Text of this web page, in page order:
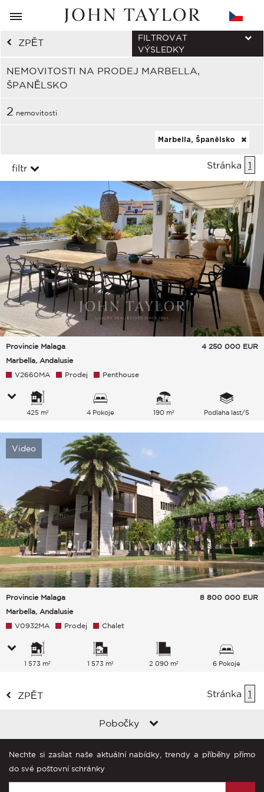
ZPĚT
NEMOVITOSTI NA PRODEJ MARBELLA,
ŠPANĚLSKO
FILTROVAT
VÝSLEDKY
2 nemovitosti
Marbella, Španělsko
filtr Stránka 1
Provincie Malaga
Marbella, Andalusie
4 250 000 EUR
V2660MA Prodej Penthouse
425 m² 4 Pokoje 190 m² Podlaha last/5
Video
Provincie Malaga
Marbella, Andalusie
8 800 000 EUR
V0932MA Prodej Chalet
1 573 m² 1 573 m² 2 090 m² 6 Pokoje
ZPĚT Stránka 1
Pobočky
Nechte si zasílat naše aktuální nabídky, trendy a příběhy přímo
do své poštovní schránky